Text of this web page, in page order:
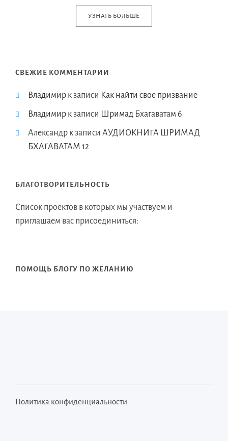
УЗНАТЬ БОЛЬШЕ
СВЕЖИЕ КОММЕНТАРИИ
Владимир к записи Как найти свое призвание
Владимир к записи Шримад Бхагаватам 6
Александр к записи АУДИОКНИГА ШРИМАД
БХАГАВАТАМ 12
БЛАГОТВОРИТЕЛЬНОСТЬ
Список проектов в которых мы участвуем и
приглашаем вас присоединиться:
ПОМОЩЬ БЛОГУ ПО ЖЕЛАНИЮ
Политика конфиденциальности